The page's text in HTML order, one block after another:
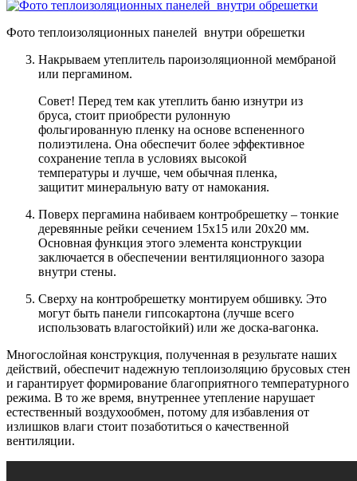
Фото теплоизоляционных панелей внутри обрешетки
Накрываем утеплитель пароизоляционной мембраной
или пергамином.
Совет! Перед тем как утеплить баню изнутри из
бруса, стоит приобрести рулонную
фольгированную пленку на основе вспененного
полиэтилена. Она обеспечит более эффективное
сохранение тепла в условиях высокой
температуры и лучше, чем обычная пленка,
защитит минеральную вату от намокания.
Поверх пергамина набиваем контробрешетку – тонкие
деревянные рейки сечением 15х15 или 20х20 мм.
Основная функция этого элемента конструкции
заключается в обеспечении вентиляционного зазора
внутри стены.
Сверху на контробрешетку монтируем обшивку. Это
могут быть панели гипсокартона (лучше всего
использовать влагостойкий) или же доска-вагонка.
Многослойная конструкция, полученная в результате наших
действий, обеспечит надежную теплоизоляцию брусовых стен
и гарантирует формирование благоприятного температурного
режима. В то же время, внутреннее утепление нарушает
естественный воздухообмен, потому для избавления от
излишков влаги стоит позаботиться о качественной
вентиляции.